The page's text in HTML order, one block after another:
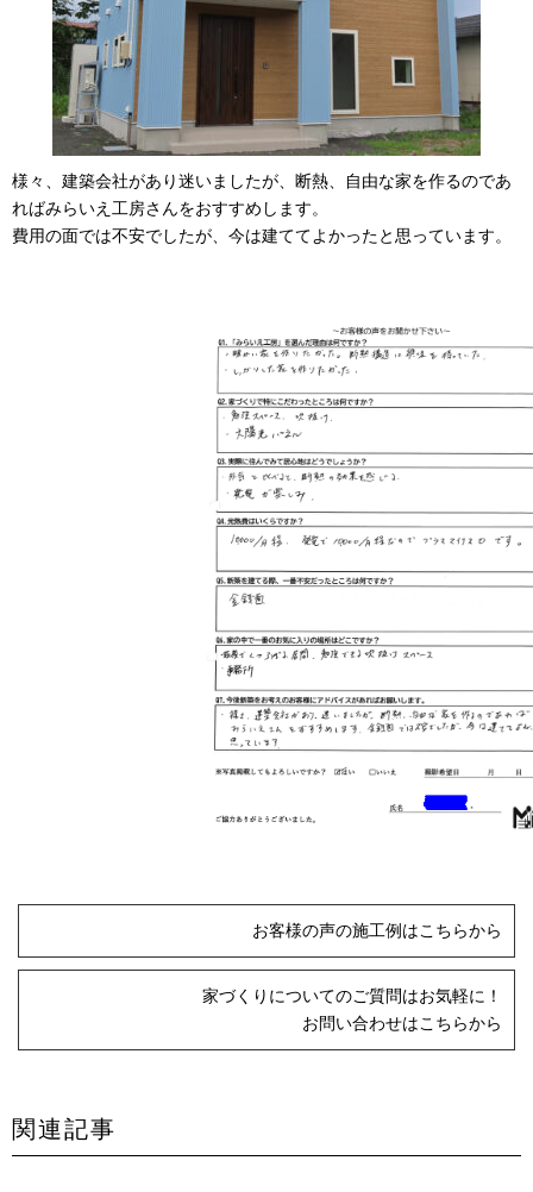
様々、建築会社があり迷いましたが、断熱、自由な家を作るのであ
ればみらいえ工房さんをおすすめします。
費用の面では不安でしたが、今は建ててよかったと思っています。
お客様の声の施工例はこちらから
家づくりについてのご質問はお気軽に！
お問い合わせはこちらから
関連記事